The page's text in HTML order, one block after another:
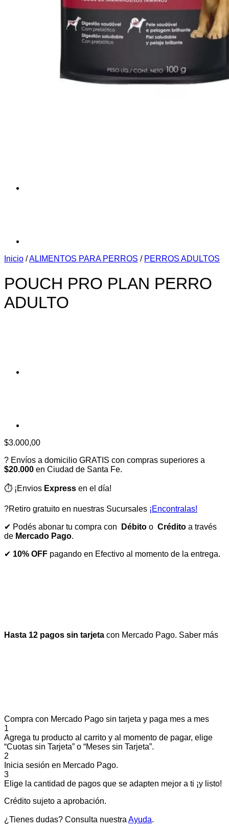
Inicio /ALIMENTOS PARA PERROS / PERROS ADULTOS
POUCH PRO PLAN PERRO
ADULTO
$3.000,00
? Envíos a domicilio GRATIS con compras superiores a
$20.000 en Ciudad de Santa Fe.
⏱️ ¡Envios Express en el día!
?Retiro gratuito en nuestras Sucursales ¡Encontralas!
✔ Podés abonar tu compra con Débito o Crédito a través
de Mercado Pago.
✔ 10% OFF pagando en Efectivo al momento de la entrega.
Hasta 12 pagos sin tarjeta con Mercado Pago. Saber más
Compra con Mercado Pago sin tarjeta y paga mes a mes
1
Agrega tu producto al carrito y al momento de pagar, elige
“Cuotas sin Tarjeta” o “Meses sin Tarjeta”.
2
Inicia sesión en Mercado Pago.
3
Elige la cantidad de pagos que se adapten mejor a ti ¡y listo!
Crédito sujeto a aprobación.
¿Tienes dudas? Consulta nuestra Ayuda.